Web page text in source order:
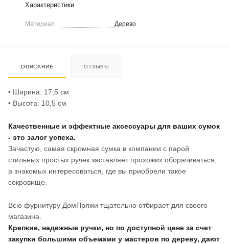
Характеристики
Материал Дерево
ОПИСАНИЕ ОТЗЫВЫ
• Ширина: 17,5 см
• Высота: 10,5 см
Качественные и эффектные аксессуары для ваших сумок
- это залог успеха.
Зачастую, самая скромная сумка в компании с парой
стильных простых ручек заставляет прохожих оборачиваться,
а знакомых интересоваться, где вы приобрели такое
сокровище.
Всю фурнитуру ДомПряжи тщательно отбирает для своего
магазина.
Крепкие, надежные ручки, но по доступной цене за счет
закупки большими объемами у мастеров по дереву, дают